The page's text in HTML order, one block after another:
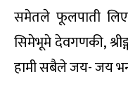
समेतले फूलपाती
सिमेभूमे देवगणकी,
हामी सबैले जय- जय